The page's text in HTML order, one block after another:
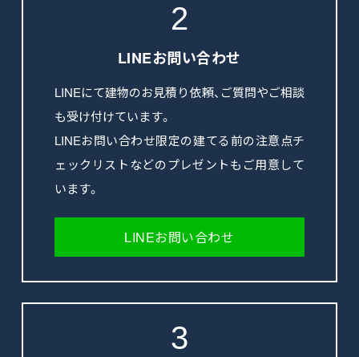
2
LINEお問い合わせ
LINEにて建物のお見積り依頼、ご質問やご相談
も受け付けています。
LINEお問い合わせ限定の建てる前の注意点チ
ェックリストなどのプレゼントもご用意して
います。
LINEお問い合わせ
3